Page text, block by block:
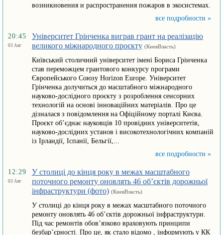
возникновения и распространения пожаров в экосистемах.
все подробности »
20:45
03 Авг
Університет Грінченка виграв грант на реалізацію
великого міжнародного проєкту (КиевВласть)
Київський столичний університет імені Бориса Грінченка
став переможцем грантового конкурсу програми
Європейського Союзу Horizon Europe. Університет
Грінченка долучиться до масштабного міжнародного
науково-дослідного проєкту з розроблення сенсорних
технологій на основі інноваційних матеріалів. Про це
дізналася з повідомлення на Офіційному порталі Києва.
Проєкт об’єднає науковців 10 провідних університетів,
науково-дослідних установ і високотехнологічних компаній
із Ірландії, Іспанії, Бельгії,...
все подробности »
12:29
03 Авг
У столиці до кінця року в межах масштабного
поточного ремонту оновлять 46 об’єктів дорожньої
інфраструктури (фото) (КиевВласть)
У столиці до кінця року в межах масштабного поточного
ремонту оновлять 46 об’єктів дорожньої інфраструктури.
Під час ремонтів обов’язково враховують принципи
безбар’єрності. Про це, як стало відомо , інформують у КК